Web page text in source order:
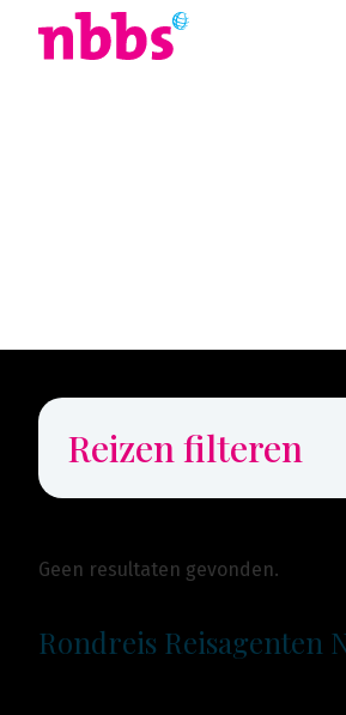
Reizen filteren
Geen resultaten gevonden.
Rondreis Reisagenten